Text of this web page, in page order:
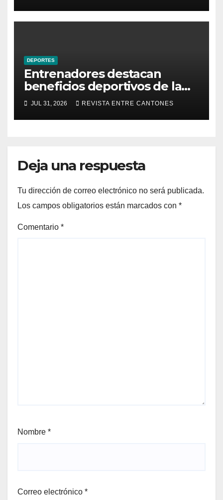
DEPORTES
Entrenadores destacan
beneficios deportivos de la
Serie de Calificación en Playa
Hermosa de Garabito
JUL 31, 2026 REVISTA ENTRE CANTONES
Deja una respuesta
Tu dirección de correo electrónico no será publicada.
Los campos obligatorios están marcados con *
Comentario *
Nombre *
Correo electrónico *